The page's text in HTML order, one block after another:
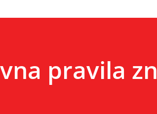
pravila